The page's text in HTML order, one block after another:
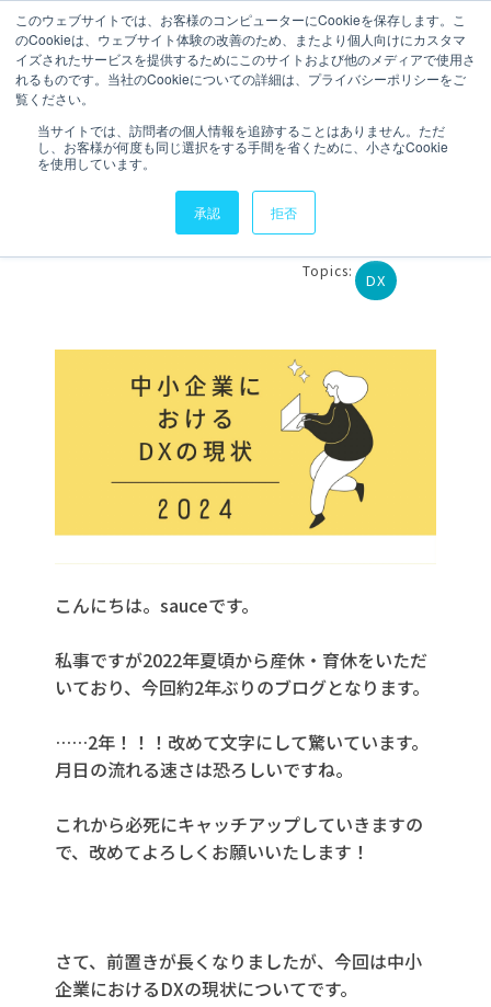
このウェブサイトでは、お客様のコンピューターにCookieを保存します。こ
のCookieは、ウェブサイト体験の改善のため、またより個人向けにカスタマ
イズされたサービスを提供するためにこのサイトおよび他のメディアで使用さ
れるものです。当社のCookieについての詳細は、プライバシーポリシーをご
覧ください。
当サイトでは、訪問者の個人情報を追跡することはありません。ただ
し、お客様が何度も同じ選択をする手間を省くために、小さなCookie
を使用しています。
承認 拒否
ご相談・お問い合わせ
6 分で読むことができます
中小企業におけるDXの現
Topics: DX
こんにちは。 sauceです。
私事ですが2022年夏頃から産休・育休をいただ
いており、今回約2年ぶりのブログとなります。
……2年！！！ 改めて文字にして驚いています。
月日の流れる速さは恐ろしいですね。
これから必死にキャッチアップしていきますの
で、改めてよろしくお願いいたします！
さて、前置きが長くなりましたが、 今回は中小
企業におけるDXの現状についてです。